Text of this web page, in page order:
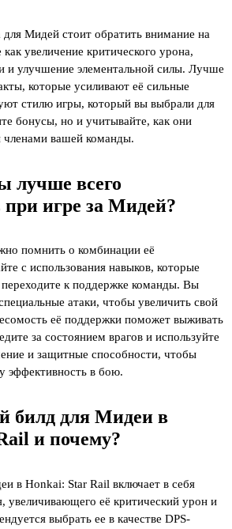
Мидей стоит обратить внимание на
как увеличение критического урона,
и улучшение элементальной силы. Лучше
которые усиливают её сильные
стилю игры, который вы выбрали для
бонусы, но и учитывайте, как они
членами вашей команды.
лучше всего
при игре за Мидей?
помнить о комбинации её
с использования навыков, которые
переходите к поддержке команды. Вы
атаки, чтобы увеличить свой
её поддержки поможет выживать
за состоянием врагов и используйте
и защитные способности, чтобы
эффективность в бою.
билд для Мидеи в
и почему?
в Honkai: Star Rail включает в себя
увеличивающего её критический урон и
выбрать ее в качестве DPS-